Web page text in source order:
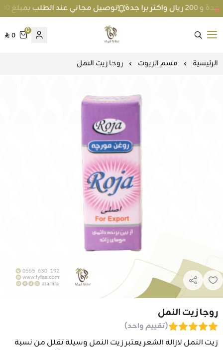
توصيل مجاني عند الطلب بمبلغ 100 ريال واكثر داخل جدة و 200 ريال واكثر برا جدة
متجر عطارة فيفا
0
0
الرئيسية قسم الزيوت روجا زيت النمل
روجا زيت النمل
(تقييم واحد)
زيت النمل لازالة الشعر يعتبر زيت النمل وسيلة تقلل من نسبة